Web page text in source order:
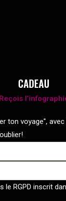
CADEAU
Reçois
ton voyage",
le RGPD inscrit